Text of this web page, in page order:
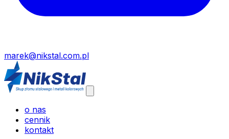
marek@nikstal.com.pl
o nas
cennik
kontakt